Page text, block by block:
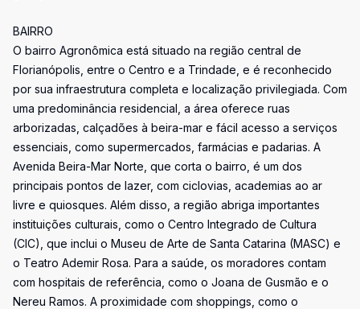
BAIRRO
O bairro Agronômica está situado na região central de
Florianópolis, entre o Centro e a Trindade, e é reconhecido
por sua infraestrutura completa e localização privilegiada. Com
uma predominância residencial, a área oferece ruas
arborizadas, calçadões à beira-mar e fácil acesso a serviços
essenciais, como supermercados, farmácias e padarias. A
Avenida Beira-Mar Norte, que corta o bairro, é um dos
principais pontos de lazer, com ciclovias, academias ao ar
livre e quiosques. Além disso, a região abriga importantes
instituições culturais, como o Centro Integrado de Cultura
(CIC), que inclui o Museu de Arte de Santa Catarina (MASC) e
o Teatro Ademir Rosa. Para a saúde, os moradores contam
com hospitais de referência, como o Joana de Gusmão e o
Nereu Ramos. A proximidade com shoppings, como o